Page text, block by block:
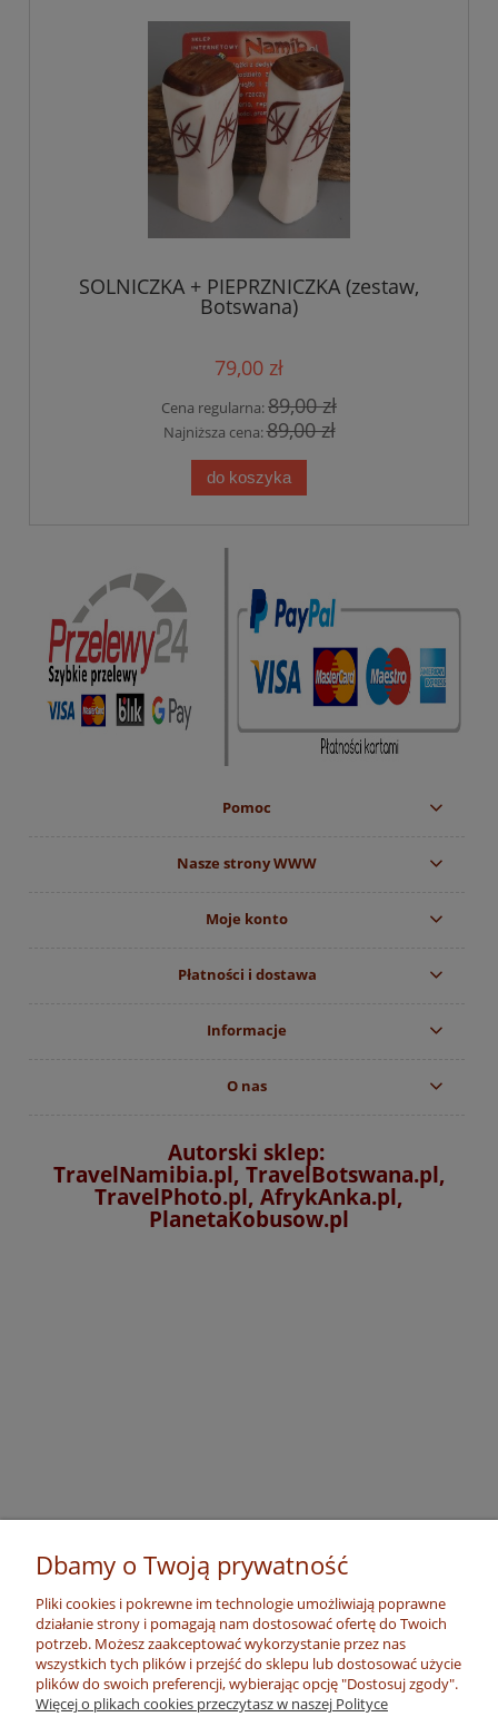
SOLNICZKA + PIEPRZNICZKA (zestaw,
Botswana)
79,00 zł
Cena regularna:89,00 zł
Najniższa cena:89,00 zł
do koszyka
Pomoc
Nasze strony WWW
Moje konto
Płatności i dostawa
Informacje
O nas
Autorski sklep:
TravelNamibia.pl, TravelBotswana.pl,
TravelPhoto.pl, AfrykAnka.pl,
PlanetaKobusow.pl
Dbamy o Twoją prywatność
Pliki cookies i pokrewne im technologie umożliwiają poprawne
działanie strony i pomagają nam dostosować ofertę do Twoich
potrzeb. Możesz zaakceptować wykorzystanie przez nas
wszystkich tych plików i przejść do sklepu lub dostosować użycie
plików do swoich preferencji, wybierając opcję "Dostosuj zgody".
Więcej o plikach cookies przeczytasz w naszej Polityce